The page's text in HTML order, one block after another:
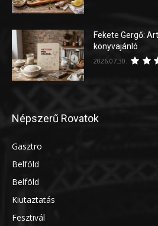
Fekete Gergő:
könyvajánló
2026.07.30.
Népszerű Rovatok
Gasztro
Belföld
Belföld
Kiutaztatás
Fesztivál